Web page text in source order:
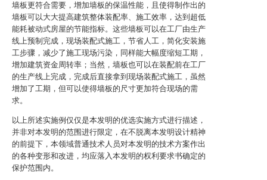
墙板更符合需要，增加墙板的保温性能，且使得制作出的
墙板可以大大提高建筑整体装配率、施工效率，达到超低
能耗被动式房屋的节能指标。这些墙板可以在工厂由生产
线上预制完成，现场装配式施工，节省人工，简化安装施
工步骤，减少了施工现场污染，同样能大幅度缩短工期，
增加建筑资金周转率；当然，墙板也可以在装配前在工厂
的生产线上完成，完成后直接拿到现场装配式施工，虽然
增加了工期，但可以使得墙板的尺寸更加符合现场的需
求。
以上所述实施例仅仅是本发明的优选实施方式进行描述，
并非对本发明的范围进行限定，在不脱离本发明设计精神
的前提下，本领域普通技术人员对本发明的技术方案作出
的各种变形和改进，均应落入本发明的权利要求书确定的
保护范围内。